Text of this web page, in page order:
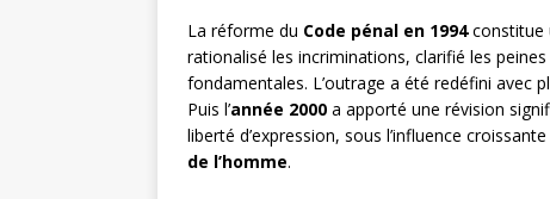
La réforme du Code pénal en 1994constitue
rationalisé les incriminations, clarifié les
fondamentales. L’outrage a été redéfini avec
Puis l’année 2000 a apporté une révision
liberté d’expression, sous l’influence
de l’homme.